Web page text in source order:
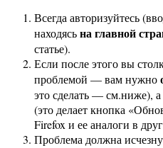
Всегда авторизуйтесь
находясьна главной
статье).
Если после этого вы
проблемой — вам нужно
это сделать — см.ниже), а
(это делает кнопка
Firefox и ее аналоги в
Проблема должна